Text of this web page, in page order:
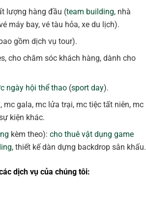
lượng hàng đầu (team building, nhà
máy bay, vé tàu hỏa, xe du lịch).
gồm dịch vụ tour).
cho chăm sóc khách hàng, dành cho
ngày hội thể thao (sport day).
, mc gala, mc lửa trại, mc tiệc tất niên, mc
kiện khác.
kèm theo):cho thuê vật dụng game
, thiết kế dàn dựng backdrop sân khấu.
dịch vụ của chúng tôi: